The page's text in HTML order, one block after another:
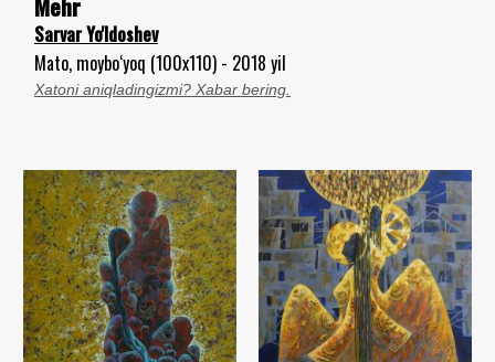
Sarvar Yo'ldoshev
Mato, moybo‘yoq (100x110) - 2018 yil
Xatoni aniqladingizmi? Xabar bering.